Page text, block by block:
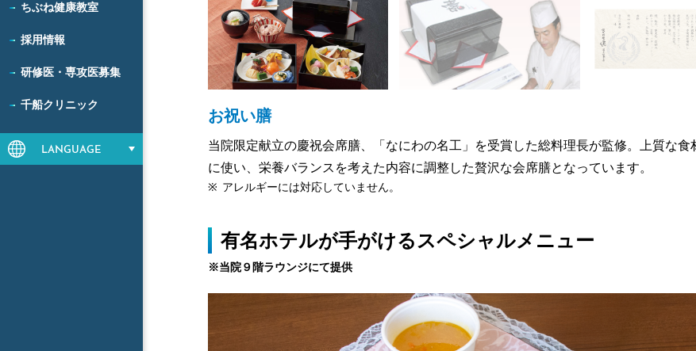
ちぶね健康教室
採用情報
研修医・専攻医募集
千船クリニック
LANGUAGE
お祝い膳
当院限定献立の慶祝会席膳、「なにわの名工」を受賞した総料理長が監修。上質な食
に使い、栄養バランスを考えた内容に調整した贅沢な会席膳となっています。
※ アレルギーには対応していません。
有名ホテルが手がけるスペシャルメニュー
※当院９階ラウンジにて提供